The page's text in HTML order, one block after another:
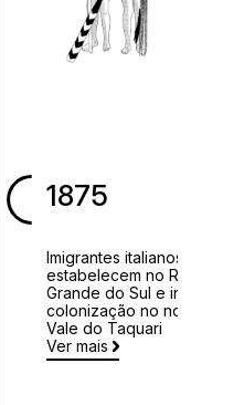
Imigrantes italianos se
estabelecem no Rio
Grande do Sul e iniciam a
colonização no norte do
Vale do Taquari
Ver mais
1875